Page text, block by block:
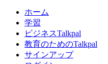
ホーム
学習
ビジネスTalkpal
教育のためのTalkpal
サインアップ